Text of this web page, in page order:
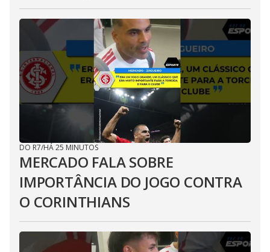
DO R7/HÁ 25 MINUTOS
MERCADO FALA SOBRE
IMPORTÂNCIA DO JOGO CONTRA
O CORINTHIANS